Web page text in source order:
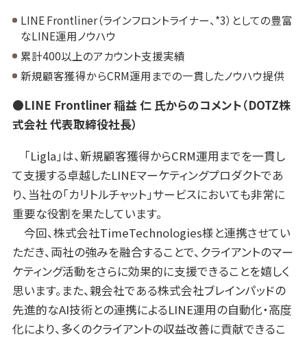
LINE Frontliner（ラインフロントライナー、*3）としての豊富
なLINE運用ノウハウ
累計400以上のアカウント支援実績
新規顧客獲得からCRM運用までの一貫したノウハウ提供
●LINE Frontliner 稲益 仁 氏からのコメント（DOTZ株
式会社 代表取締役社長）
「Ligla」は、新規顧客獲得からCRM運用までを一貫し
て支援する卓越したLINEマーケティングプロダクトであ
り、当社の「カリトルチャット」サービスにおいても非常に
重要な役割を果たしています。
今回、株式会社TimeTechnologies様と連携させてい
ただき、両社の強みを融合することで、クライアントのマー
ケティング活動をさらに効果的に支援できることを嬉しく
思います。また、親会社である株式会社ブレインパッドの
先進的なAI技術との連携によるLINE運用の自動化・高度
化により、多くのクライアントの収益改善に貢献できるこ